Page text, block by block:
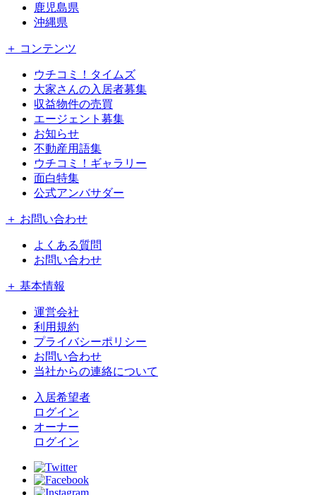
鹿児島県
沖縄県
＋ コンテンツ
ウチコミ！タイムズ
大家さんの入居者募集
収益物件の売買
エージェント募集
お知らせ
不動産用語集
ウチコミ！ギャラリー
面白特集
公式アンバサダー
＋ お問い合わせ
よくある質問
お問い合わせ
＋ 基本情報
運営会社
利用規約
プライバシーポリシー
お問い合わせ
当社からの連絡について
入居希望者
ログイン
オーナー
ログイン